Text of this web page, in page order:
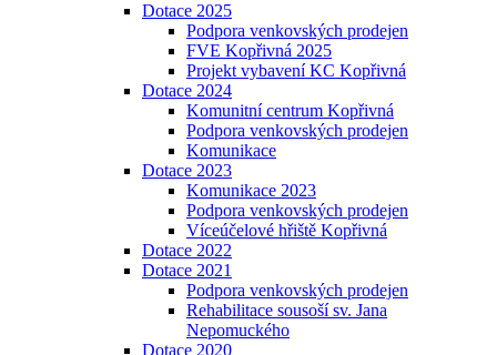
Dotace 2025
Podpora venkovských prodejen
FVE Kopřivná 2025
Projekt vybavení KC Kopřivná
Dotace 2024
Komunitní centrum Kopřivná
Podpora venkovských prodejen
Komunikace
Dotace 2023
Komunikace 2023
Podpora venkovských prodejen
Víceúčelové hřiště Kopřivná
Dotace 2022
Dotace 2021
Podpora venkovských prodejen
Rehabilitace sousoší sv. Jana
Nepomuckého
Dotace 2020